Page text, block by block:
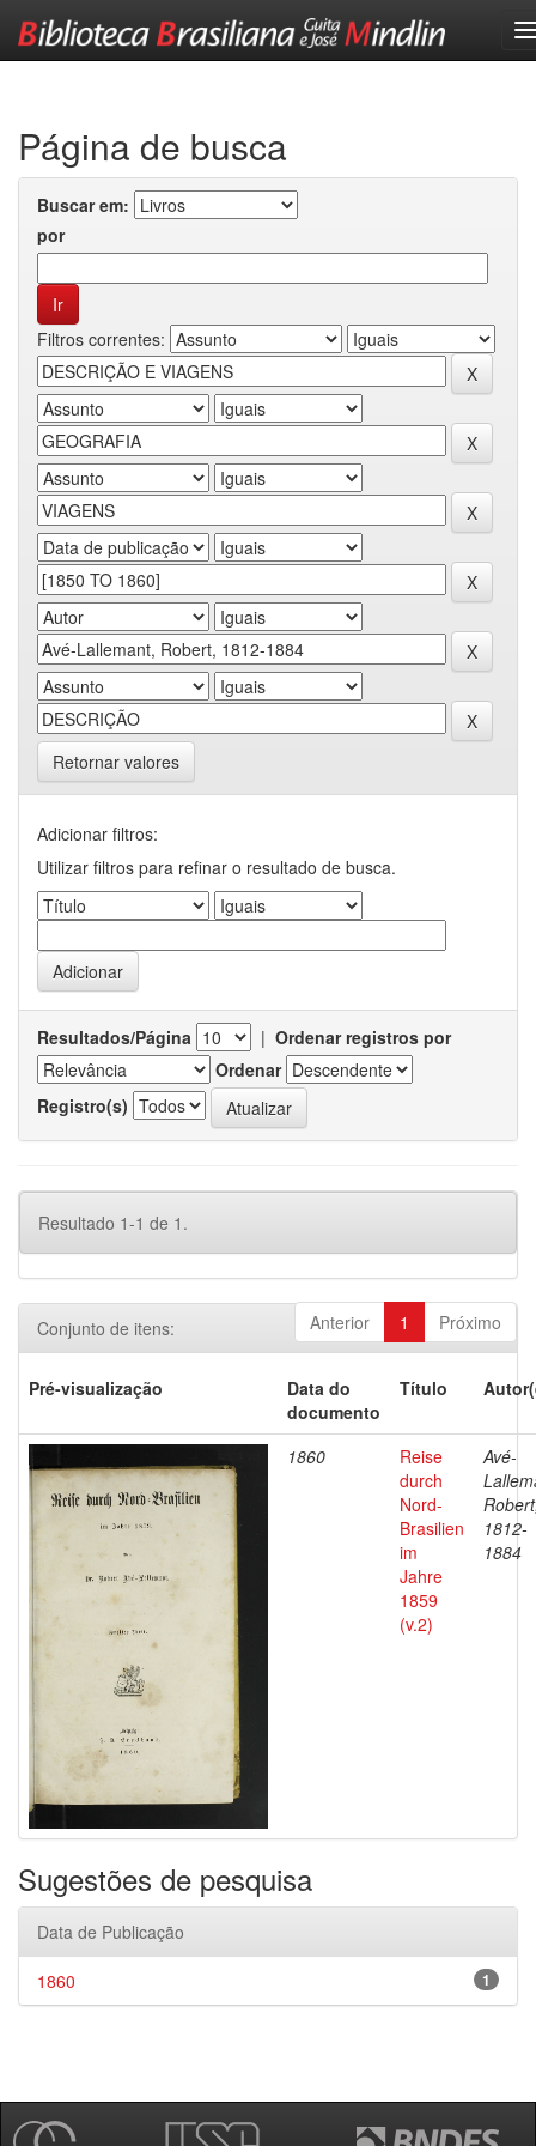
Página de busca
Buscar em:
por
Filtros correntes:
Retornar valores
Adicionar filtros:
Utilizar filtros para refinar o resultado de busca.
Resultados/Página | Ordenar registros por
Ordenar
Registro(s)
Resultado 1-1 de 1.
Anterior 1 Próximo
Conjunto de itens:
Pré-visualização
Data do
documento
Título
1860
Reise
durch
Nord-
Brasilien
im
Jahre
1859
(v.2)
Avé-
1812-
1884
Sugestões de pesquisa
Data de Publicação
1
1860